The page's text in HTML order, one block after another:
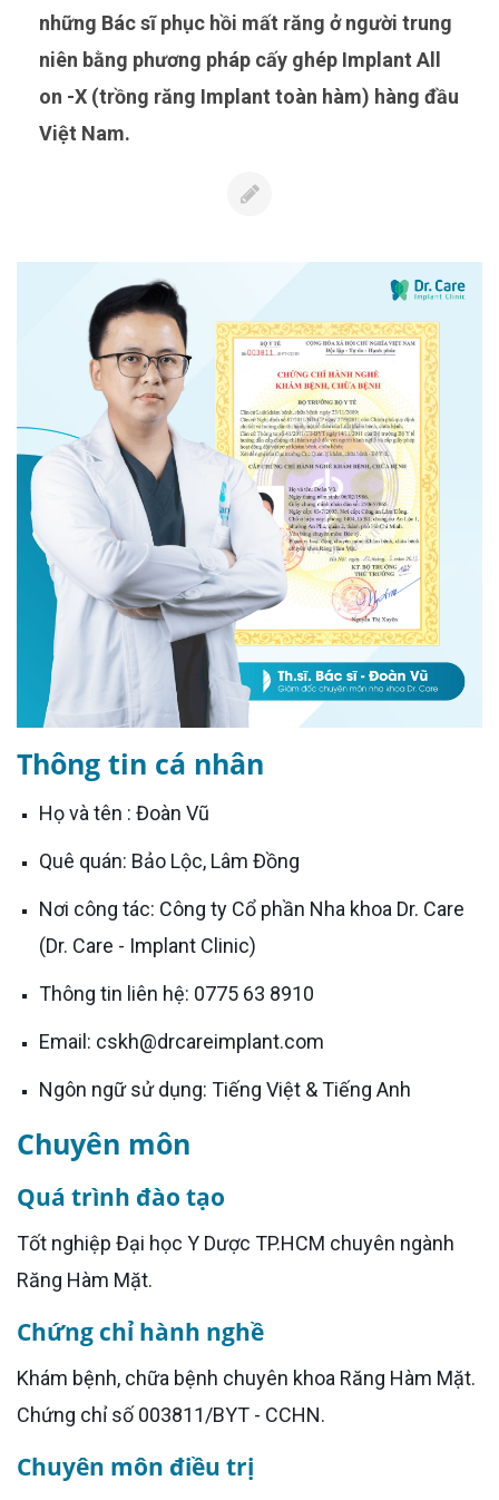
những Bác sĩ phục hồi mất răng ở người trung
niên bằng phương pháp cấy ghép Implant All
on -X (trồng răng Implant toàn hàm) hàng đầu
Việt Nam.
Thông tin cá nhân
Họ và tên : Đoàn Vũ
Quê quán: Bảo Lộc, Lâm Đồng
Nơi công tác: Công ty Cổ phần Nha khoa Dr. Care
(Dr. Care - Implant Clinic)
Thông tin liên hệ: 0775 63 8910
Email: cskh@drcareimplant.com
Ngôn ngữ sử dụng: Tiếng Việt & Tiếng Anh
Chuyên môn
Quá trình đào tạo
Tốt nghiệp Đại học Y Dược TP.HCM chuyên ngành
Răng Hàm Mặt.
Chứng chỉ hành nghề
Khám bệnh, chữa bệnh chuyên khoa Răng Hàm Mặt.
Chứng chỉ số 003811/BYT - CCHN.
Chuyên môn điều trị